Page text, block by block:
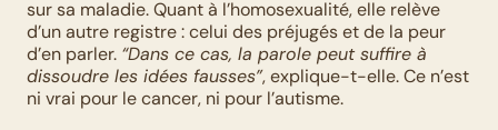
sur sa maladie. Quant à l’homosexualité, elle relève
d’un autre registre : celui des préjugés et de la peur
d’en parler. “Dans ce cas, la parole peut suffire à
dissoudre les idées fausses”, explique-t-elle. Ce n’est
ni vrai pour le cancer, ni pour l’autisme.